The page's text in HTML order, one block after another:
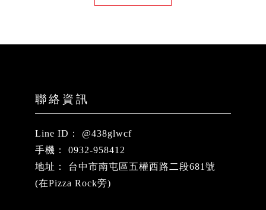
@438glwcf
0932-958412
台中市南屯區五權西路二段681號
(在Pizza Rock旁)